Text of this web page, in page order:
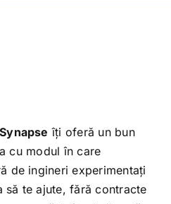
Synapse îți oferă un bun
cu modul în care
de ingineri experimentați
să te ajute, fără contracte